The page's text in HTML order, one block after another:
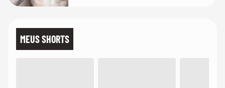
MEUS SHORTS